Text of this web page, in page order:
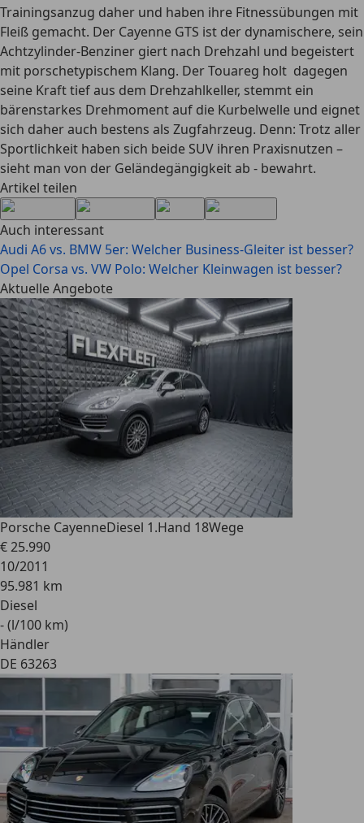
Trainingsanzug daher und haben ihre Fitnessübungen mit
Fleiß gemacht. Der Cayenne GTS ist der dynamischere, sein
Achtzylinder-Benziner giert nach Drehzahl und begeistert
mit porschetypischem Klang. Der Touareg holt dagegen
seine Kraft tief aus dem Drehzahlkeller, stemmt ein
bärenstarkes Drehmoment auf die Kurbelwelle und eignet
sich daher auch bestens als Zugfahrzeug. Denn: Trotz aller
Sportlichkeit haben sich beide SUV ihren Praxisnutzen –
sieht man von der Geländegängigkeit ab - bewahrt.
Artikel teilen
Auch interessant
Audi A6 vs. BMW 5er: Welcher Business-Gleiter ist besser?
Opel Corsa vs. VW Polo: Welcher Kleinwagen ist besser?
Aktuelle Angebote
Porsche CayenneDiesel 1.Hand 18Wege
€ 25.990
10/2011
95.981 km
Diesel
- (l/100 km)
Händler
DE 63263